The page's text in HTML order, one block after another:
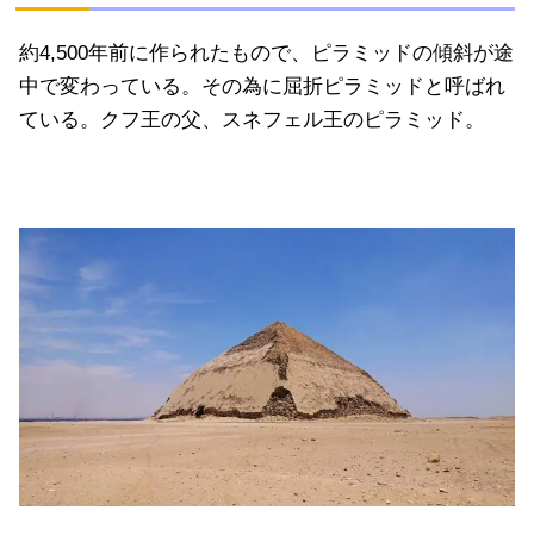
約4,500年前に作られたもので、ピラミッドの傾斜が途
中で変わっている。その為に屈折ピラミッドと呼ばれ
ている。クフ王の父、スネフェル王のピラミッド。